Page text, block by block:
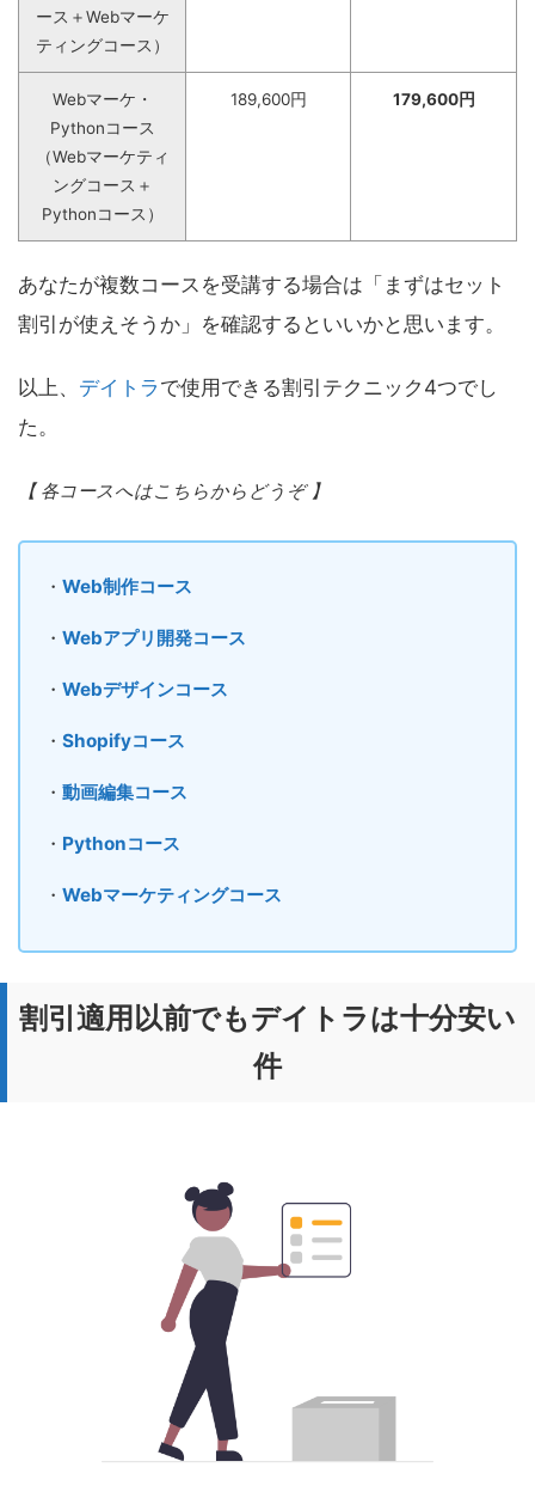
ース＋Webマーケ
ティングコース）
Webマーケ・
Pythonコース
（Webマーケティ
ングコース＋
Pythonコース）
189,600円 179,600円
あなたが複数コースを受講する場合は「まずはセット
割引が使えそうか」を確認するといいかと思います。
以上、 デイトラ で使用できる割引テクニック4つでし
た。
【 各コースへはこちらからどうぞ 】
・ Web制作コース
・ Webアプリ開発コース
・ Webデザインコース
・ Shopifyコース
・ 動画編集コース
・ Pythonコース
・ Webマーケティングコース
割引適用以前でもデイトラは十分安い
件